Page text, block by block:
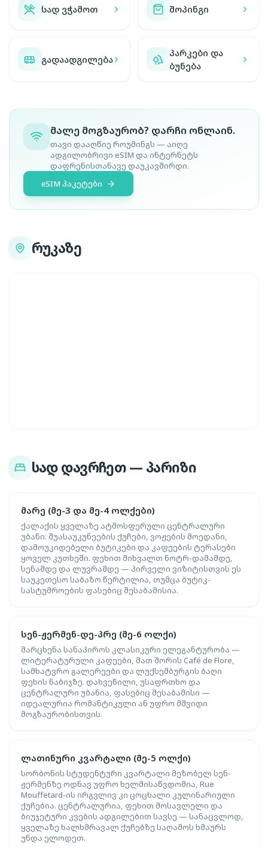
სად ვჭამოთ შოპინგი
გადაადგილება
პარკები და
ბუნება
მალე მოგზაურობ? დარჩი ონლაინ.
თავი დააღწიე როუმინგს — აიღე
ადგილობრივი eSIM და ინტერნეტს
დაფრენისთანავე დაუკავშირდი.
eSIM პაკეტები
რუკაზე
სად დავრჩეთ — პარიზი
მარე (მე-3 და მე-4 ოლქები)
ქალაქის ყველაზე ატმოსფერული ცენტრალური
უბანი: შუასაუკუნეების ქუჩები, ვოჟების მოედანი,
დამოუკიდებელი ბუტიკები და კაფეების ტერასები
ყოველ კუთხეში. ფეხით მიხვალთ ნოტრ-დამამდე,
სენამდე და ლუვრამდე — პირველი ვიზიტისთვის ეს
საუკეთესო საბაზო წერტილია, თუმცა ბუტიკ-
სასტუმროების ფასებიც შესაბამისია.
სენ-ჟერმენ-დე-პრე (მე-6 ოლქი)
მარცხენა სანაპიროს კლასიკური ელეგანტურობა —
ლიტერატურული კაფეები, მათ შორის Café de Flore,
სამხატვრო გალერეები და ლუქსემბურგის ბაღი
ფეხის ნაბიჯზე. დახვეწილი, უსაფრთხო და
ცენტრალური უბანია, ფასებიც შესაბამისი —
იდეალურია რომანტიკული ან უფრო მშვიდი
მოგზაურობისთვის.
ლათინური კვარტალი (მე-5 ოლქი)
სორბონის სტუდენტური კვარტალი მეზობელ სენ-
ჟერმენზე ოდნავ უფრო ხელმისაწვდომია, Rue
Mouffetard-ის ირგვლივ კი ცოცხალი კულინარიული
ქუჩებია. ცენტრალურია, ფეხით მოსავლელი და
ბიუჯეტური კვების ადგილებით სავსე — სანაცვლოდ,
ყველაზე ხალხმრავალ ქუჩებზე საღამოს ხმაურს
უნდა ელოდეთ.